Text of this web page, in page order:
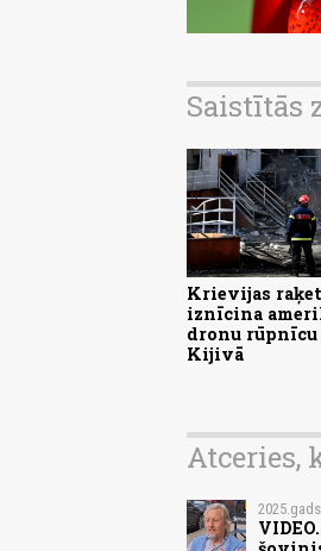
Saistītās
Krievijas
iznīcina
dronu rūpnīcu
Kijivā
Atceries,
2025.gads